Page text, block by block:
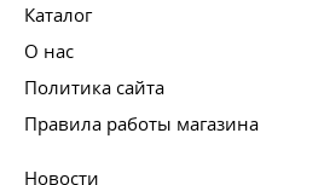
Каталог
О нас
Политика сайта
Правила работы магазина
Новости